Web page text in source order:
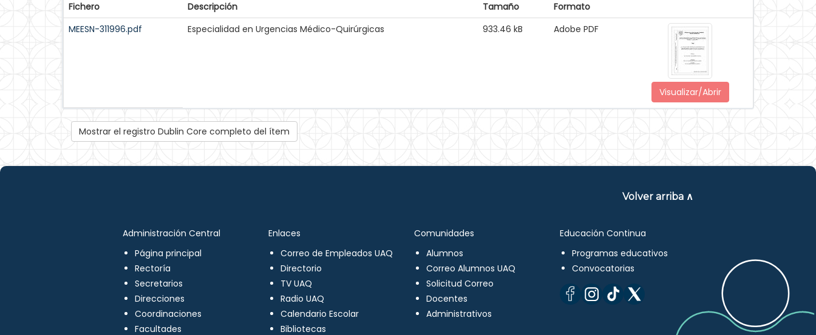
Fichero Descripción Tamaño
Formato
MEESN-311996.pdf
Especialidad en Urgencias Médico-Quirúrgicas 933.46 kB Adobe PDF
Visualizar/Abrir
Mostrar el registro Dublin Core completo del ítem
Volver arriba ∧
Administración Central
Página principal
Rectoría
Secretarios
Direcciones
Coordinaciones
Facultades
Enlaces
Correo de Empleados UAQ
Directorio
TV UAQ
Radio UAQ
Calendario Escolar
Bibliotecas
Comunidades
Alumnos
Correo Alumnos UAQ
Solicitud Correo
Docentes
Administrativos
Educación Continua
Programas educativos
Convocatorias